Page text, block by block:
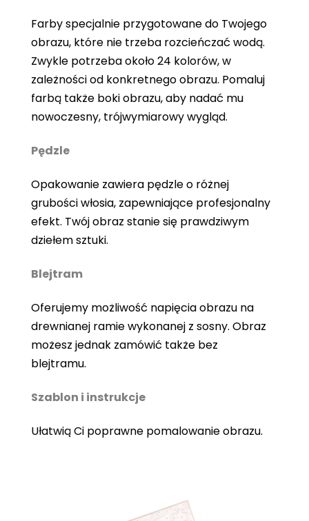
Farby specjalnie przygotowane do Twojego
obrazu, które nie trzeba rozcieńczać wodą.
Zwykle potrzeba około 24 kolorów, w
zależności od konkretnego obrazu. Pomaluj
farbą także boki obrazu, aby nadać mu
nowoczesny, trójwymiarowy wygląd.
Pędzle
Opakowanie zawiera pędzle o różnej
grubości włosia, zapewniające profesjonalny
efekt. Twój obraz stanie się prawdziwym
dziełem sztuki.
Blejtram
Oferujemy możliwość napięcia obrazu na
drewnianej ramie wykonanej z sosny. Obraz
możesz jednak zamówić także bez
blejtramu.
Szablon i instrukcje
Ułatwią Ci poprawne pomalowanie obrazu.